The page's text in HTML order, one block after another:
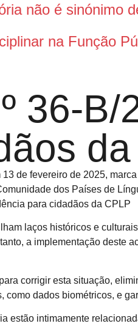
não é sinónimo
na Função
36-
13 de fevereiro de 2025,
dos Países de
para cidadãos da CPLP
laços históricos e
a implementação deste
corrigir esta situação,
como dados biométricos, e
estão intimamente